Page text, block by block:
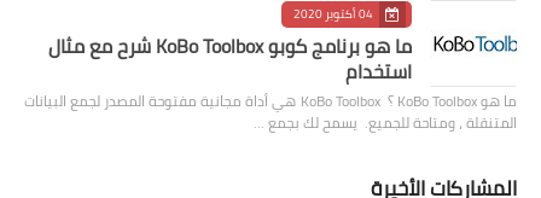
04 أكتوبر 2020
ما هو برنامج كوبو KoBo Toolbox شرح مع مثال
استخدام
ما هو KoBo Toolbox ؟ KoBo Toolbox هي أداة مجانية مفتوحة المصدر لجمع البيانات
المتنقلة ، ومتاحة للجميع. يسمح لك بجمع …
المشاركات الأخيرة